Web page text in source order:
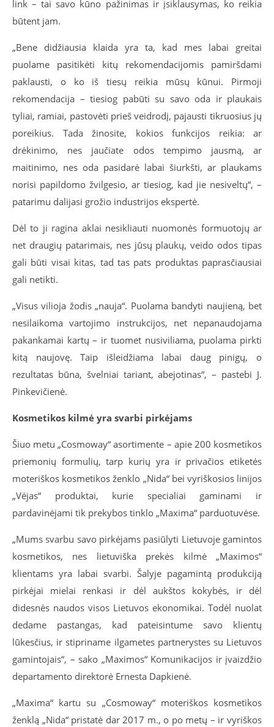
link – tai savo kūno pažinimas ir įsiklausymas, ko reikia
būtent jam.
„Bene didžiausia klaida yra ta, kad mes labai greitai
puolame pasitikėti kitų rekomendacijomis pamiršdami
paklausti, o ko iš tiesų reikia mūsų kūnui. Pirmoji
rekomendacija – tiesiog pabūti su savo oda ir plaukais
tyliai, ramiai, pastovėti prieš veidrodį, pajausti tikruosius jų
poreikius. Tada žinosite, kokios funkcijos reikia: ar
drėkinimo, nes jaučiate odos tempimo jausmą, ar
maitinimo, nes oda pasidarė labai šiurkšti, ar plaukams
norisi papildomo žvilgesio, ar tiesiog, kad jie nesiveltų“, –
patarimu dalijasi grožio industrijos ekspertė.
Dėl to ji ragina aklai nesikliauti nuomonės formuotojų ar
net draugių patarimais, nes jūsų plaukų, veido odos tipas
gali būti visai kitas, tad tas pats produktas paprasčiausiai
gali netikti.
„Visus vilioja žodis „nauja“. Puolama bandyti naujieną, bet
nesilaikoma vartojimo instrukcijos, net nepanaudojama
pakankamai kartų – ir tuomet nusiviliama, puolama pirkti
kitą naujovę. Taip išleidžiama labai daug pinigų, o
rezultatas būna, švelniai tariant, abejotinas“, – pastebi J.
Pinkevičienė.
Kosmetikos kilmė yra svarbi pirkėjams
Šiuo metu „Cosmoway“ asortimente – apie 200 kosmetikos
priemonių formulių, tarp kurių yra ir privačios etiketės
moteriškos kosmetikos ženklo „Nida“ bei vyriškosios linijos
„Vėjas“ produktai, kurie specialiai gaminami ir
pardavinėjami tik prekybos tinklo „Maxima“ parduotuvėse.
„Mums svarbu savo pirkėjams pasiūlyti Lietuvoje gamintos
kosmetikos, nes lietuviška prekės kilmė „Maximos“
klientams yra labai svarbi. Šalyje pagamintą produkciją
pirkėjai mielai renkasi ir dėl aukštos kokybės, ir dėl
didesnės naudos visos Lietuvos ekonomikai. Todėl nuolat
dedame pastangas, kad pateisintume savo klientų
lūkesčius, ir stipriname ilgametes partnerystes su Lietuvos
gamintojais“, – sako „Maximos“ Komunikacijos ir įvaizdžio
departamento direktorė Ernesta Dapkienė.
„Maxima“ kartu su „Cosmoway“ moteriškos kosmetikos
ženklą „Nida“ pristatė dar 2017 m., o po metų – ir vyriškos